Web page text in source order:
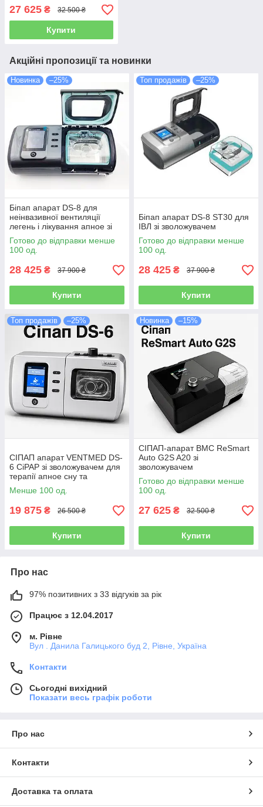
27 625 ₴ 32 500 ₴
Купити
Акційні пропозиції та новинки
Новинка –25%
Біпап апарат DS-8 для
неінвазивної вентиляції
легень і лікування апное зі
зволожувачем BiPAP ST30
Готово до відправки менше
100 од.
28 425 ₴ 37 900 ₴
Купити
Топ продажів –25%
Біпап апарат DS-8 ST30 для
ІВЛ зі зволожувачем
Готово до відправки менше
100 од.
28 425 ₴ 37 900 ₴
Купити
Топ продажів –25%
СІПАП апарат VENTMED DS-
6 CiPAP зі зволожувачем для
терапії апное сну та
дихальної підтримки
Менше 100 од.
19 875 ₴ 26 500 ₴
Купити
Новинка –15%
СІПАП-апарат BMC ReSmart
Auto G2S A20 зі
зволожувачем
Готово до відправки менше
100 од.
27 625 ₴ 32 500 ₴
Купити
Про нас
97% позитивних з 33 відгуків за рік
Працює з 12.04.2017
м. Рівне
Вул . Данила Галицького буд 2, Рівне, Україна
Контакти
Сьогодні вихідний
Показати весь графік роботи
Про нас
Контакти
Доставка та оплата